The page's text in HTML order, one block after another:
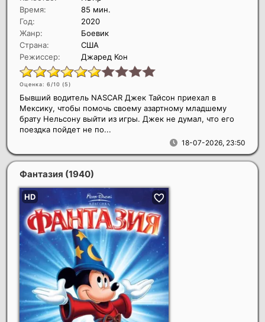
Время:
85 мин.
Год:
2020
Жанр:
Боевик
Страна:
США
Режиссер:
Джаред Кон
Оценка: 6/10 (5)
18-07-2026, 23:50
Бывший водитель NASCAR Джек Тайсон приехал в
Мексику, чтобы помочь своему азартному младшему
брату Нельсону выйти из игры. Джек не думал, что его
поездка пойдет не по...
Фантазия (1940)